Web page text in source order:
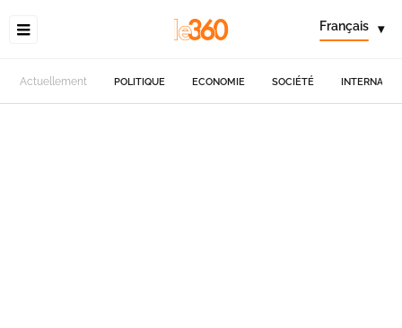
Français ▾
Actuellement POLITIQUE ECONOMIE SOCIÉTÉ